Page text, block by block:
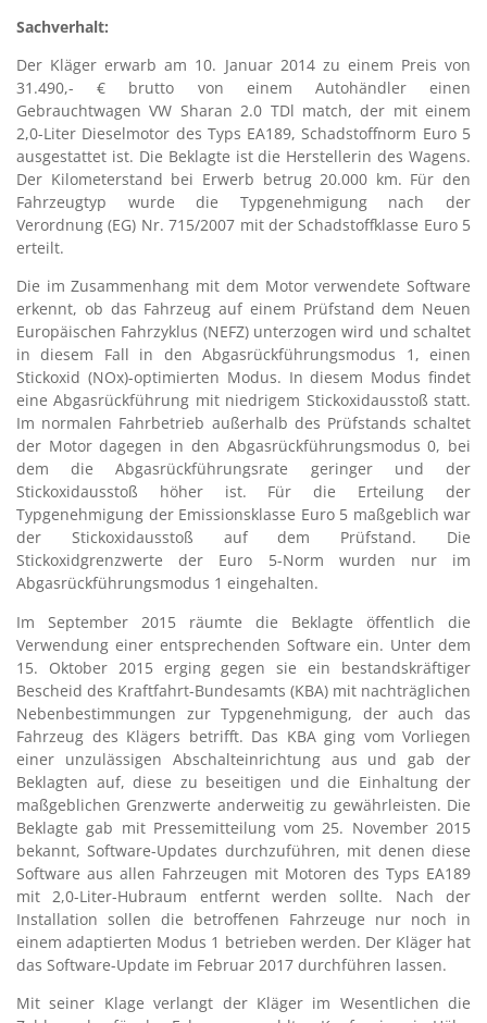
Sachverhalt:
Der Kläger erwarb am 10. Januar 2014 zu einem Preis von
31.490,- € brutto von einem Autohändler einen
Gebrauchtwagen VW Sharan 2.0 TDl match, der mit einem
2,0-Liter Dieselmotor des Typs EA189, Schadstoffnorm Euro 5
ausgestattet ist. Die Beklagte ist die Herstellerin des Wagens.
Der Kilometerstand bei Erwerb betrug 20.000 km. Für den
Fahrzeugtyp wurde die Typgenehmigung nach der
Verordnung (EG) Nr. 715/2007 mit der Schadstoffklasse Euro 5
erteilt.
Die im Zusammenhang mit dem Motor verwendete Software
erkennt, ob das Fahrzeug auf einem Prüfstand dem Neuen
Europäischen Fahrzyklus (NEFZ) unterzogen wird und schaltet
in diesem Fall in den Abgasrückführungsmodus 1, einen
Stickoxid (NOx)-optimierten Modus. In diesem Modus findet
eine Abgasrückführung mit niedrigem Stickoxidausstoß statt.
Im normalen Fahrbetrieb außerhalb des Prüfstands schaltet
der Motor dagegen in den Abgasrückführungsmodus 0, bei
dem die Abgasrückführungsrate geringer und der
Stickoxidausstoß höher ist. Für die Erteilung der
Typgenehmigung der Emissionsklasse Euro 5 maßgeblich war
der Stickoxidausstoß auf dem Prüfstand. Die
Stickoxidgrenzwerte der Euro 5-Norm wurden nur im
Abgasrückführungsmodus 1 eingehalten.
Im September 2015 räumte die Beklagte öffentlich die
Verwendung einer entsprechenden Software ein. Unter dem
15. Oktober 2015 erging gegen sie ein bestandskräftiger
Bescheid des Kraftfahrt-Bundesamts (KBA) mit nachträglichen
Nebenbestimmungen zur Typgenehmigung, der auch das
Fahrzeug des Klägers betrifft. Das KBA ging vom Vorliegen
einer unzulässigen Abschalteinrichtung aus und gab der
Beklagten auf, diese zu beseitigen und die Einhaltung der
maßgeblichen Grenzwerte anderweitig zu gewährleisten. Die
Beklagte gab mit Pressemitteilung vom 25. November 2015
bekannt, Software-Updates durchzuführen, mit denen diese
Software aus allen Fahrzeugen mit Motoren des Typs EA189
mit 2,0-Liter-Hubraum entfernt werden sollte. Nach der
Installation sollen die betroffenen Fahrzeuge nur noch in
einem adaptierten Modus 1 betrieben werden. Der Kläger hat
das Software-Update im Februar 2017 durchführen lassen.
Mit seiner Klage verlangt der Kläger im Wesentlichen die